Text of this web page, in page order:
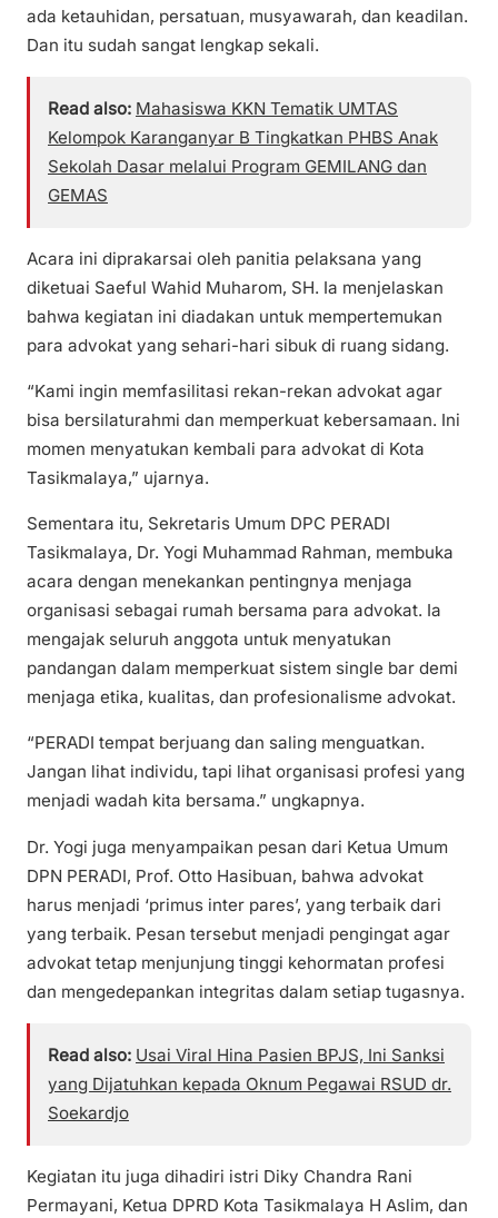
ada ketauhidan, persatuan, musyawarah, dan keadilan.
Dan itu sudah sangat lengkap sekali.
Read also: Mahasiswa KKN Tematik UMTAS
Kelompok Karanganyar B Tingkatkan PHBS Anak
Sekolah Dasar melalui Program GEMILANG dan
GEMAS
Acara ini diprakarsai oleh panitia pelaksana yang
diketuai Saeful Wahid Muharom, SH. Ia menjelaskan
bahwa kegiatan ini diadakan untuk mempertemukan
para advokat yang sehari-hari sibuk di ruang sidang.
“Kami ingin memfasilitasi rekan-rekan advokat agar
bisa bersilaturahmi dan memperkuat kebersamaan. Ini
momen menyatukan kembali para advokat di Kota
Tasikmalaya,” ujarnya.
Sementara itu, Sekretaris Umum DPC PERADI
Tasikmalaya, Dr. Yogi Muhammad Rahman, membuka
acara dengan menekankan pentingnya menjaga
organisasi sebagai rumah bersama para advokat. Ia
mengajak seluruh anggota untuk menyatukan
pandangan dalam memperkuat sistem single bar demi
menjaga etika, kualitas, dan profesionalisme advokat.
“PERADI tempat berjuang dan saling menguatkan.
Jangan lihat individu, tapi lihat organisasi profesi yang
menjadi wadah kita bersama.” ungkapnya.
Dr. Yogi juga menyampaikan pesan dari Ketua Umum
DPN PERADI, Prof. Otto Hasibuan, bahwa advokat
harus menjadi ‘primus inter pares’, yang terbaik dari
yang terbaik. Pesan tersebut menjadi pengingat agar
advokat tetap menjunjung tinggi kehormatan profesi
dan mengedepankan integritas dalam setiap tugasnya.
Read also: Usai Viral Hina Pasien BPJS, Ini Sanksi
yang Dijatuhkan kepada Oknum Pegawai RSUD dr.
Soekardjo
Kegiatan itu juga dihadiri istri Diky Chandra Rani
Permayani, Ketua DPRD Kota Tasikmalaya H Aslim, dan